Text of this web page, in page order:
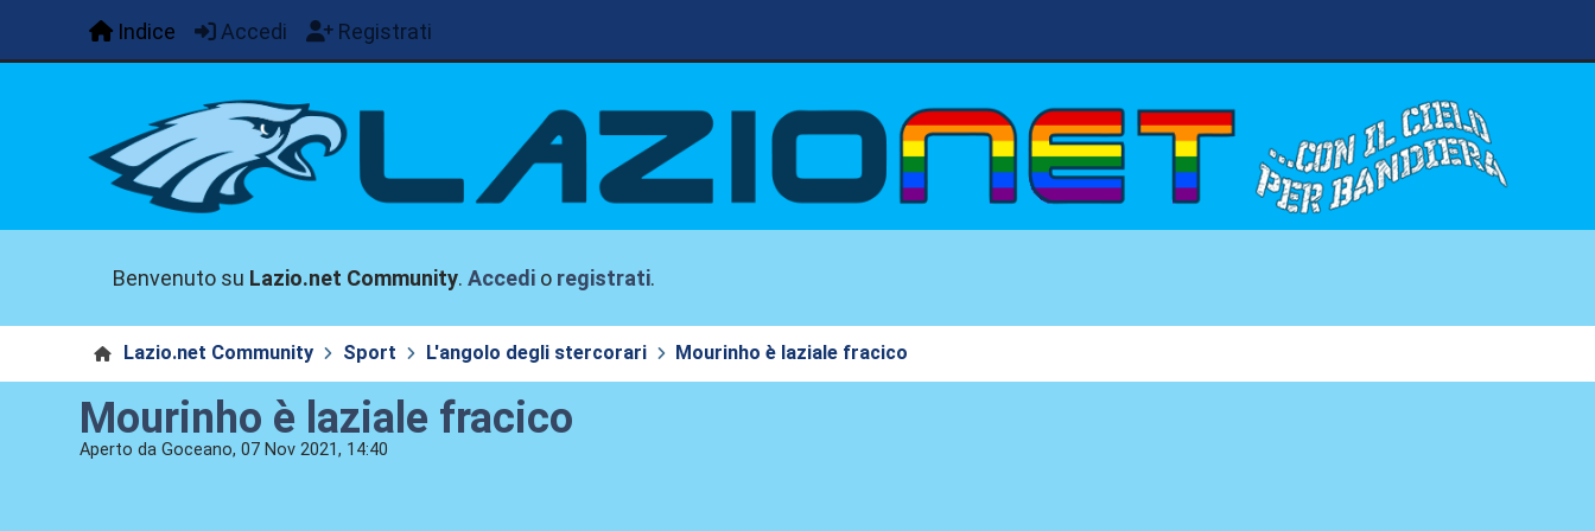
Indice Accedi Registrati
Benvenuto su Lazio.net Community.Accedi o registrati.
Lazio.net Community Sport L'angolo degli stercorari Mourinho è laziale fracico
Mourinho è laziale fracico
Aperto da Goceano, 07 Nov 2021, 14:40